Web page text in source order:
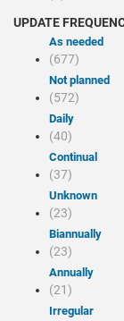
UPDATE
As needed
(677)
Not planned
(572)
Daily
(40)
Continual
(37)
Unknown
(23)
Biannually
(23)
Annually
(21)
Irregular